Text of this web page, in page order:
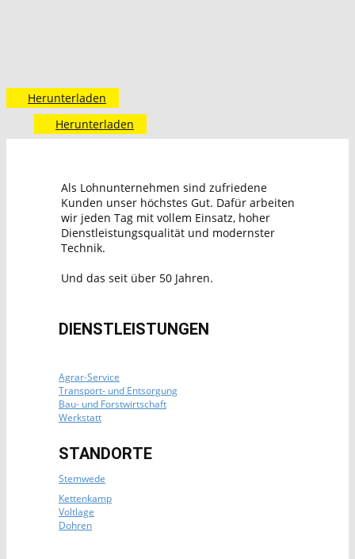
Herunterladen
Herunterladen
Als Lohnunternehmen sind zufriedene
Kunden unser höchstes Gut. Dafür arbeiten
wir jeden Tag mit vollem Einsatz, hoher
Dienstleistungsqualität und modernster
Technik.
Und das seit über 50 Jahren.
DIENSTLEISTUNGEN
Agrar-Service
Transport- und Entsorgung
Bau- und Forstwirtschaft
Werkstatt
Kettenkamp
Voltlage
Dohren
STANDORTE
Stemwede